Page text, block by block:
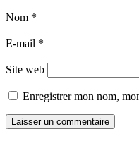
Nom *
E-mail *
Site web
Enregistrer mon nom,